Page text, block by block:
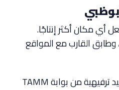
أي مكان أكثر إنتاجًا.
القارب مع المواقع
احصل على رخصة صيد ترفيهية من بوابة TAMM